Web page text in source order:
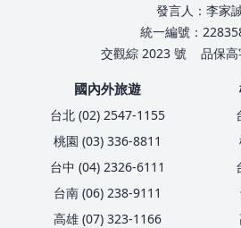
發言人：李家
統一編號：
交觀綜 2023 號
品保
國內外旅遊
台北 (02) 2547-1155
桃園 (03) 336-8811
台中 (04) 2326-6111
台南 (06) 238-9111
高雄 (07) 323-1166